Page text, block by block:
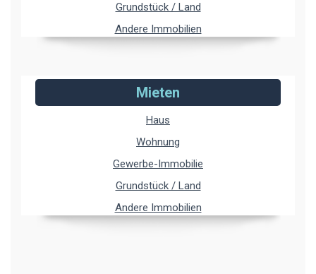
Grundstück / Land
Andere Immobilien
Mieten
Haus
Wohnung
Gewerbe-Immobilie
Grundstück / Land
Andere Immobilien